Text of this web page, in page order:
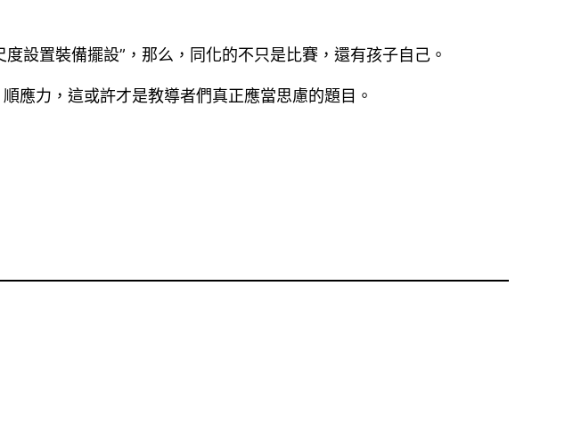
設置裝備擺設”，那么，同化的不只是比賽，還有孩子自己。
應力，這或許才是教導者們真正應當思慮的題目。